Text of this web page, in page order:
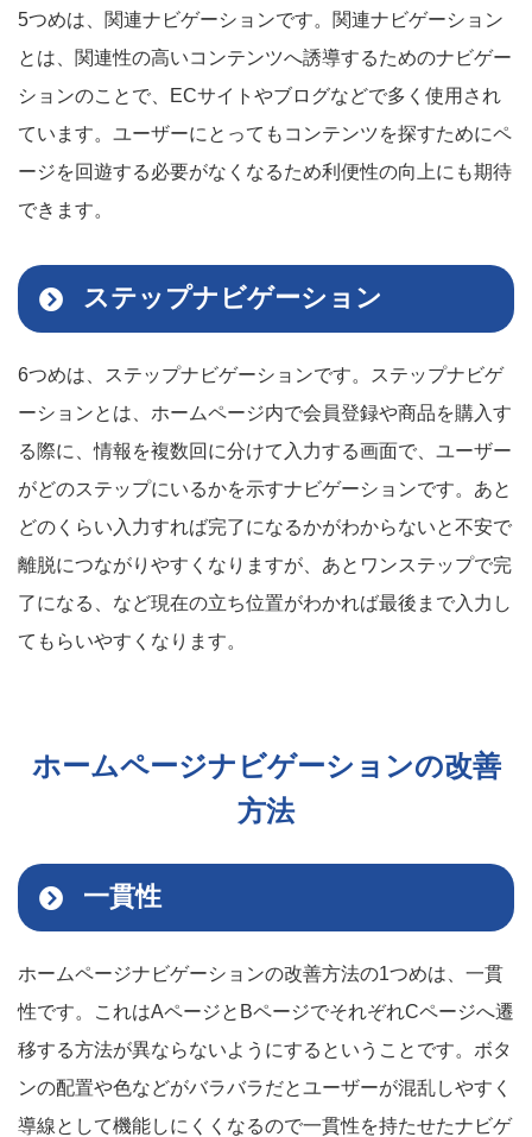
5つめは、関連ナビゲーションです。関連ナビゲーション
とは、関連性の高いコンテンツへ誘導するためのナビゲー
ションのことで、ECサイトやブログなどで多く使用され
ています。ユーザーにとってもコンテンツを探すためにペ
ージを回遊する必要がなくなるため利便性の向上にも期待
できます。
ステップナビゲーション
6つめは、ステップナビゲーションです。ステップナビゲ
ーションとは、ホームページ内で会員登録や商品を購入す
る際に、情報を複数回に分けて入力する画面で、ユーザー
がどのステップにいるかを示すナビゲーションです。あと
どのくらい入力すれば完了になるかがわからないと不安で
離脱につながりやすくなりますが、あとワンステップで完
了になる、など現在の立ち位置がわかれば最後まで入力し
てもらいやすくなります。
ホームページナビゲーションの改善
方法
一貫性
ホームページナビゲーションの改善方法の1つめは、一貫
性です。これはAページとBページでそれぞれCページへ遷
移する方法が異ならないようにするということです。ボタ
ンの配置や色などがバラバラだとユーザーが混乱しやすく
導線として機能しにくくなるので一貫性を持たせたナビゲ